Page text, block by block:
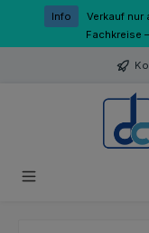
Zum Hauptinhalt springen
Info
Verkauf nur
Fachkreise